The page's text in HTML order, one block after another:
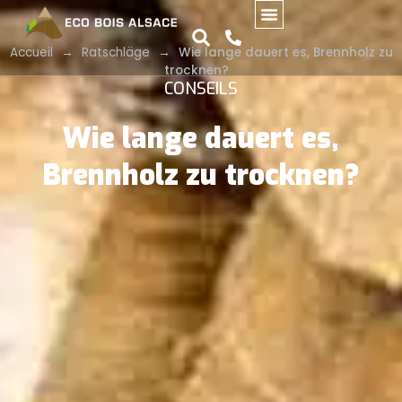
Accueil → Ratschläge →
Wie lange dauert es, Brennholz zu
trocknen?
CONSEILS
Wie lange dauert es,
Brennholz zu trocknen?